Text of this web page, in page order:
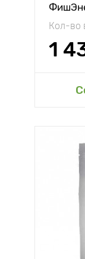
Кол-во
1